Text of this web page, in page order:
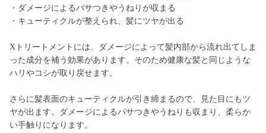
・ダメージによるパサつきやうねりが収まる
・キューティクルが整えられ、髪にツヤが出る
Xトリートメントには、ダメージによって髪内部から流れ出てしま
った成分を補う効果があります。そのため健康な髪と同じような
ハリやコシが取り戻せます。
さらに髪表面のキューティクルが引き締まるので、見た目にもツ
ヤが出ます。ダメージによるパサつきやうねりも収まり、柔らか
い手触りになります。